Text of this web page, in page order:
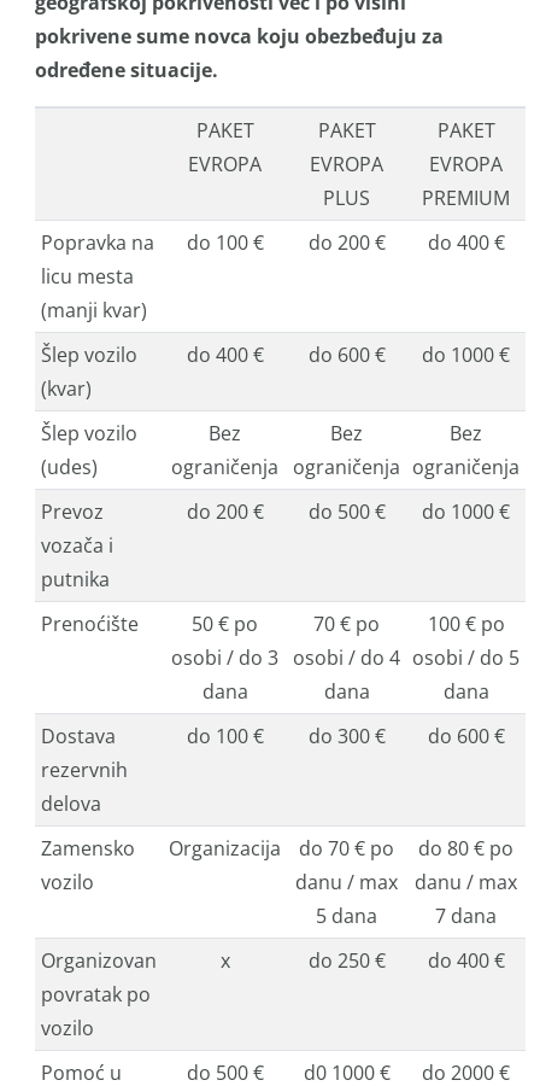
pokrivene sume novca koju obezbeđuju za
određene situacije.
PAKET
EVROPA
PAKET
EVROPA
PLUS
PAKET
EVROPA
PREMIUM
Popravka na
licu mesta
(manji kvar)
do 100 € do 200 € do 400 €
Šlep vozilo
(kvar)
do 400 € do 600 € do 1000 €
Šlep vozilo
(udes)
Bez
ograničenja
Bez
ograničenja
Bez
ograničenja
Prevoz
vozača i
putnika
do 200 € do 500 € do 1000 €
Prenoćište
50 € po
osobi / do 3
dana
70 € po
osobi / do 4
dana
100 € po
osobi / do 5
dana
Dostava
rezervnih
delova
do 100 € do 300 € do 600 €
Zamensko
vozilo
Organizacija
do 70 € po
danu / max
5 dana
do 80 € po
danu / max
7 dana
Organizovan
povratak po
vozilo
x do 250 € do 400 €
Pomoć u do 500 € d0 1000 € do 2000 €